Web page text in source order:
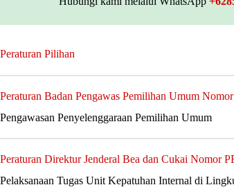
Peraturan Pilihan
Peraturan Badan Pengawas Pemilihan Umum
Pengawasan Penyelenggaraan Pemilihan Umum
Peraturan Direktur Jenderal Bea dan Cukai Nomor
Pelaksanaan Tugas Unit Kepatuhan Internal di